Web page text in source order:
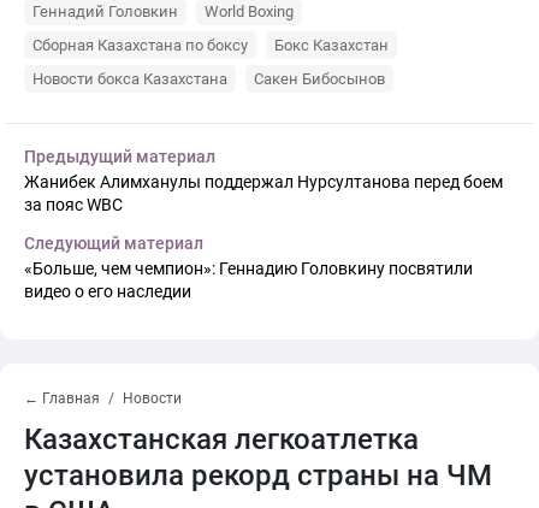
Геннадий Головкин
World Boxing
Сборная Казахстана по боксу
Бокс Казахстан
Новости бокса Казахстана
Сакен Бибосынов
Предыдущий материал
Жанибек Алимханулы поддержал Нурсултанова перед боем
за пояс WBC
Следующий материал
«Больше, чем чемпион»: Геннадию Головкину посвятили
видео о его наследии
← Главная Новости
Казахстанская легкоатлетка
установила рекорд страны на ЧМ